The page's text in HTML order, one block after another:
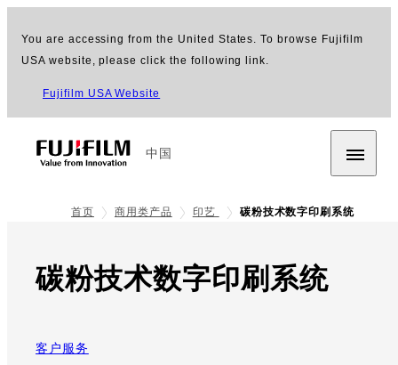
You are accessing from the United States. To browse Fujifilm
USA website, please click the following link.
Fujifilm USA Website
中国
首页 商用类产品 印艺 碳粉技术数字印刷系统
碳粉技术数字印刷系统
客户服务